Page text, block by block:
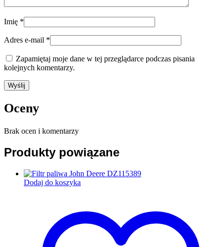
Imię *
Adres e-mail *
Zapamiętaj moje dane w tej przeglądarce podczas pisania
kolejnych komentarzy.
Oceny
Brak ocen i komentarzy
Produkty powiązane
Dodaj do koszyka